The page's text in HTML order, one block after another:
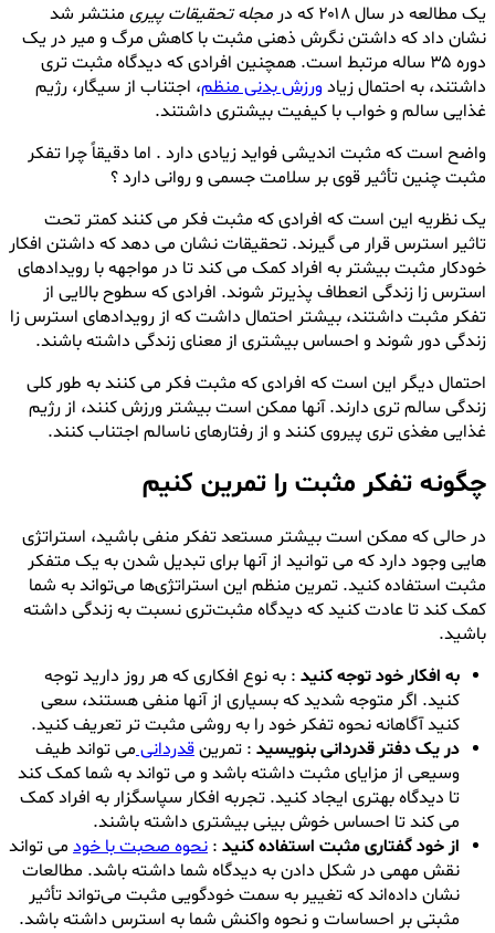
یک مطالعه در سال ۲۰۱۸ که در
مجله تحقیقات پیری منتشر شد
نشان داد که داشتن نگرش ذهنی مثبت با کاهش مرگ و میر در یک
دوره ۳۵ ساله مرتبط است. همچنین افرادی که دیدگاه مثبت تری
داشتند، به احتمال زیادورزش بدنی منظم، اجتناب از سیگار، رژیم
غذایی سالم و خواب با کیفیت بیشتری داشتند.
واضح است که مثبت اندیشی فواید زیادی دارد . اما دقیقاً چرا تفکر
مثبت چنین تأثیر قوی بر سلامت جسمی و روانی دارد ؟
یک نظریه این است که افرادی که مثبت فکر می کنند کمتر تحت
تاثیر استرس قرار می گیرند. تحقیقات نشان می دهد که داشتن افکار
خودکار مثبت بیشتر به افراد کمک می کند تا در مواجهه با رویدادهای
استرس زا زندگی انعطاف پذیرتر شوند. افرادی که سطوح بالایی از
تفکر مثبت داشتند، بیشتر احتمال داشت که از رویدادهای استرس زا
زندگی دور شوند و احساس بیشتری از معنای زندگی داشته باشند.
احتمال دیگر این است که افرادی که مثبت فکر می کنند به طور کلی
زندگی سالم تری دارند. آنها ممکن است بیشتر ورزش کنند، از رژیم
غذایی مغذی تری پیروی کنند و از رفتارهای ناسالم اجتناب کنند.
چگونه تفکر مثبت را تمرین کنیم
در حالی که ممکن است بیشتر مستعد تفکر منفی باشید، استراتژی
هایی وجود دارد که می توانید از آنها برای تبدیل شدن به یک متفکر
مثبت استفاده کنید. تمرین منظم این استراتژی‌ها می‌تواند به شما
کمک کند تا عادت کنید که دیدگاه مثبت‌تری نسبت به زندگی داشته
باشید.
به افکار خود توجه کنید : به نوع افکاری که هر روز دارید توجه
کنید. اگر متوجه شدید که بسیاری از آنها منفی هستند، سعی
کنید آگاهانه نحوه تفکر خود را به روشی مثبت تر تعریف کنید.
در یک دفتر قدردانی بنویسید : تمرینقدردانیمی تواند طیف
وسیعی از مزایای مثبت داشته باشد و می تواند به شما کمک کند
تا دیدگاه بهتری ایجاد کنید. تجربه افکار سپاسگزار به افراد کمک
می کند تا احساس خوش بینی بیشتری داشته باشند.
از خود گفتاری مثبت استفاده کنید : نحوه صحبت با خود می تواند
نقش مهمی در شکل دادن به دیدگاه شما داشته باشد. مطالعات
نشان داده‌اند که تغییر به سمت خودگویی مثبت می‌تواند تأثیر
مثبتی بر احساسات و نحوه واکنش شما به استرس داشته باشد.